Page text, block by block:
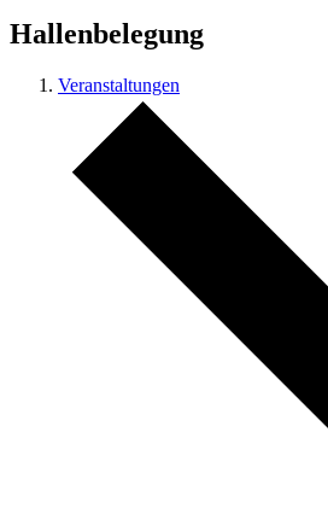
Hallenbelegung
Veranstaltungen